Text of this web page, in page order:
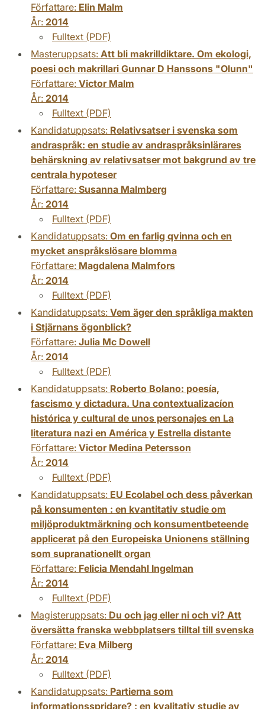
Författare: Elin Malm
År: 2014
Fulltext (PDF)
Masteruppsats: Att bli makrilldiktare. Om ekologi,
poesi och makrillari Gunnar D Hanssons "Olunn"
Författare: Victor Malm
År: 2014
Fulltext (PDF)
Kandidatuppsats: Relativsatser i svenska som
andraspråk: en studie av andraspråksinlärares
behärskning av relativsatser mot bakgrund av tre
centrala hypoteser
Författare: Susanna Malmberg
År: 2014
Fulltext (PDF)
Kandidatuppsats: Om en farlig qvinna och en
mycket anspråkslösare blomma
Författare: Magdalena Malmfors
År: 2014
Fulltext (PDF)
Kandidatuppsats: Vem äger den språkliga makten
i Stjärnans ögonblick?
Författare: Julia Mc Dowell
År: 2014
Fulltext (PDF)
Kandidatuppsats: Roberto Bolano: poesía,
fascismo y dictadura. Una contextualizacíon
histórica y cultural de unos personajes en La
literatura nazi en América y Estrella distante
Författare: Victor Medina Petersson
År: 2014
Fulltext (PDF)
Kandidatuppsats: EU Ecolabel och dess påverkan
på konsumenten : en kvantitativ studie om
miljöproduktmärkning och konsumentbeteende
applicerat på den Europeiska Unionens ställning
som supranationellt organ
Författare: Felicia Mendahl Ingelman
År: 2014
Fulltext (PDF)
Magisteruppsats: Du och jag eller ni och vi? Att
översätta franska webbplatsers tilltal till svenska
Författare: Eva Milberg
År: 2014
Fulltext (PDF)
Kandidatuppsats: Partierna som
informationsspridare? : en kvalitativ studie av